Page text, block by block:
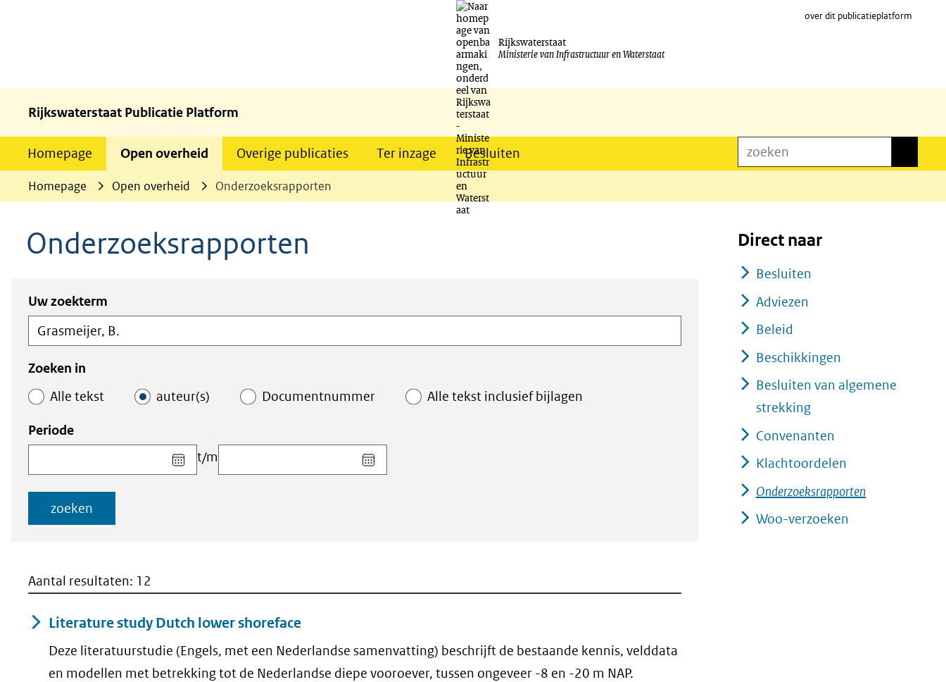
Ga
naar
inhoud
Rijkswaterstaat
Ministerie van Infrastructuur en Waterstaat
over dit publicatieplatform
Rijkswaterstaat Publicatie Platform
Homepage Open overheid Overige publicaties Ter inzage Besluiten zoeken
Homepage Open overheid Onderzoeksrapporten
Onderzoeksrapporten
Zoeken
in
de
index
Zoeken
binnen
de
index
Uw zoekterm
Zoeken in
Alle tekst
auteur(s) Documentnummer Alle tekst inclusief bijlagen
Periode
Kies
datum
t/m
Kies
datum
zoeken
Aantal resultaten: 12
Literature study Dutch lower shoreface
Deze literatuurstudie (Engels, met een Nederlandse samenvatting) beschrijft de bestaande kennis, velddata
en modellen met betrekking tot de Nederlandse diepe vooroever, tussen ongeveer -8 en -20 m NAP.
Direct naar
Besluiten
Adviezen
Beleid
Beschikkingen
Besluiten van algemene
strekking
Convenanten
Klachtoordelen
Onderzoeksrapporten
Woo-verzoeken